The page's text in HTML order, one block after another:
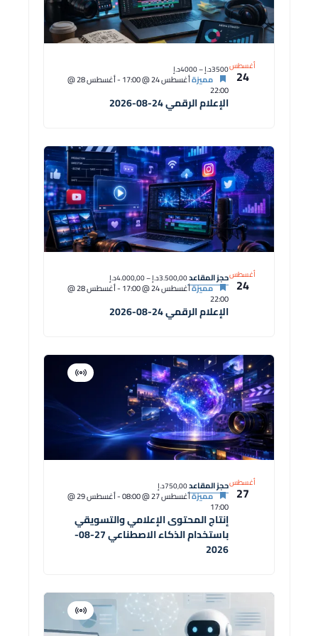
أغسطس
24
الإعلام الرقمي 24-08-2026
مميزةأغسطس 24 @ 17:00 - أغسطس 28 @
22:00
3500د.إ – 4000د.إ
أغسطس
24
الإعلام الرقمي 24-08-2026
مميزةأغسطس 24 @ 17:00 - أغسطس 28 @
22:00
حجز المقاعد3.500,00د.إ – 4.000,00د.إ
أغسطس
27
إنتاج المحتوى الإعلامي والتسويقي
باستخدام الذكاء الاصطناعي 27-08-
2026
افتراضية
مميزةأغسطس 27 @ 08:00 - أغسطس 29 @
17:00
حجز المقاعد750,00د.إ
افتراضية
دورة